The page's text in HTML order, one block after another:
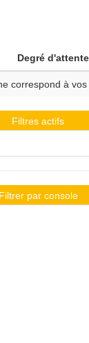
Degré d'attente
correspond à vos
Filtres actifs
Filtrer par console